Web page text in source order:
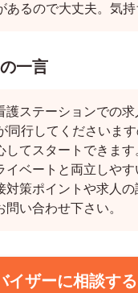
あるので大丈夫。気持
一言
ステーションでの求
同行してくださいま
してスタートできま
イベートと両立しやす
策ポイントや求人の
い合わせ下さい。
イザーに相談する